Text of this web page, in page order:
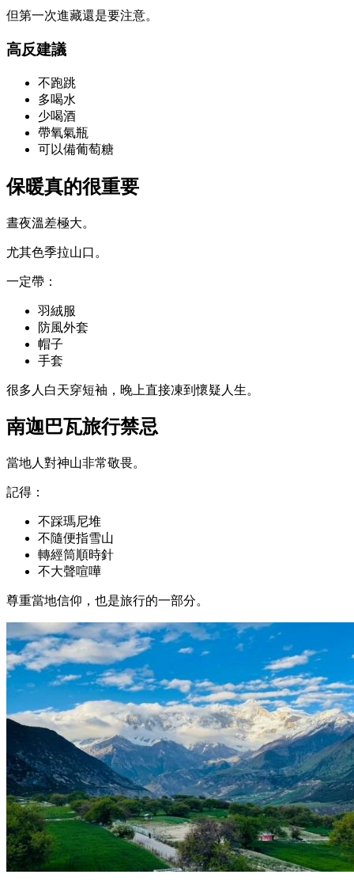
但第一次進藏還是要注意。
高反建議
不跑跳
多喝水
少喝酒
帶氧氣瓶
可以備葡萄糖
保暖真的很重要
晝夜溫差極大。
尤其色季拉山口。
一定帶：
羽絨服
防風外套
帽子
手套
很多人白天穿短袖，晚上直接凍到懷疑人生。
南迦巴瓦旅行禁忌
當地人對神山非常敬畏。
記得：
不踩瑪尼堆
不隨便指雪山
轉經筒順時針
不大聲喧嘩
尊重當地信仰，也是旅行的一部分。